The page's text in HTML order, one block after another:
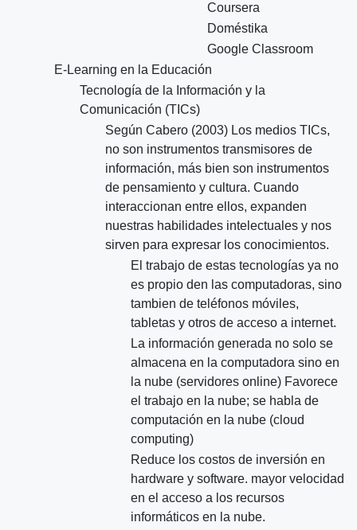
Coursera
Doméstika
Google Classroom
E-Learning en la Educación
Tecnología de la Información y la
Comunicación (TICs)
Según Cabero (2003) Los medios TICs,
no son instrumentos transmisores de
información, más bien son instrumentos
de pensamiento y cultura. Cuando
interaccionan entre ellos, expanden
nuestras habilidades intelectuales y nos
sirven para expresar los conocimientos.
El trabajo de estas tecnologías ya no
es propio den las computadoras, sino
tambien de teléfonos móviles,
tabletas y otros de acceso a internet.
La información generada no solo se
almacena en la computadora sino en
la nube (servidores online) Favorece
el trabajo en la nube; se habla de
computación en la nube (cloud
computing)
Reduce los costos de inversión en
hardware y software. mayor velocidad
en el acceso a los recursos
informáticos en la nube.